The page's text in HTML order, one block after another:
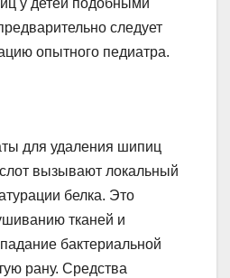
у детей подобными
следует
опытного педиатра.
для удаления шипиц
вызывают локальный
белка. Это
тканей и
бактериальной
рану. Средства